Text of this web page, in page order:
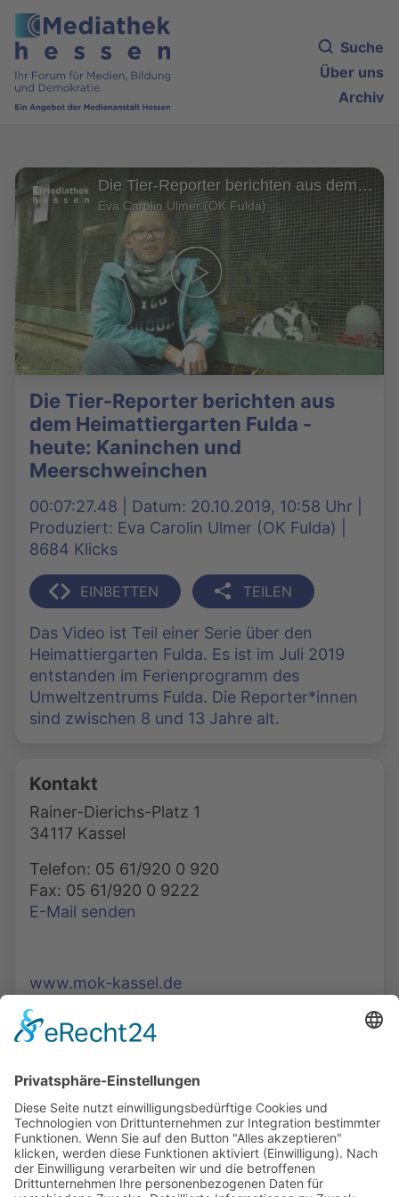
Suche
Über uns
Archiv
Die Tier-Reporter berichten aus dem Heimattiergarten Fulda - heute: Kaninchen und Meerschweinchen
Eva Carolin Ulmer (OK Fulda)
Die Tier-Reporter berichten aus
dem Heimattiergarten Fulda -
heute: Kaninchen und
Meerschweinchen
00:07:27.48 | Datum: 20.10.2019, 10:58 Uhr |
Produziert: Eva Carolin Ulmer (OK Fulda) |
8684 Klicks
EINBETTEN TEILEN
Das Video ist Teil einer Serie über den
Heimattiergarten Fulda. Es ist im Juli 2019
entstanden im Ferienprogramm des
Umweltzentrums Fulda. Die Reporter*innen
sind zwischen 8 und 13 Jahre alt.
Kontakt
Rainer-Dierichs-Platz 1
34117 Kassel
Telefon: 05 61/920 0 920
Fax: 05 61/920 0 9222
E-Mail senden
www.mok-kassel.de
Podcasts, Themen und Informationen.
Entdecken Sie unser Forum für Medien, Bildung
und Demokratie - jederzeit und überall
verfügbar.